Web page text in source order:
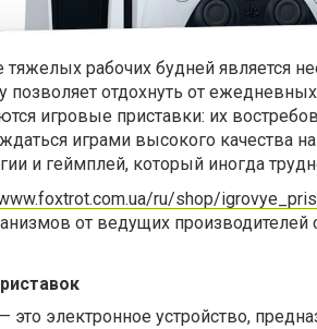
тяжелых рабочих будней является
позволяет отдохнуть от
игровые приставки: их
играми высокого качества
и геймплей, который иногда
ru/shop/
от ведущих
это электронное устройство,